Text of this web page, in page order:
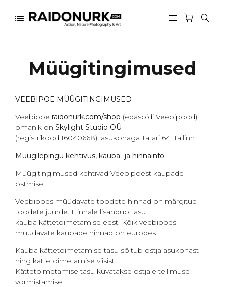
Müügitingimused
VEEBIPOE MÜÜGITINGIMUSED
Veebipoe raidonurk.com/shop (edaspidi Veebipood)
omanik on Skylight Studio OÜ
(registrikood 16040668), asukohaga Tatari 64, Tallinn.
Müügilepingu kehtivus, kauba- ja hinnainfo.
Müügitingimused kehtivad Veebipoest kaupade
ostmisel.
Veebipoes müüdavate toodete hinnad on märgitud
toodete juurde. Hinnale lisandub tasu
kauba kättetoimetamise eest. Kõik veebipoes
müüdavate kaupade hinnad on eurodes.
Kauba kättetoimetamise tasu sõltub ostja asukohast
ning kättetoimetamise viisist.
Kättetoimetamise tasu kuvatakse ostjale tellimuse
vormistamisel.